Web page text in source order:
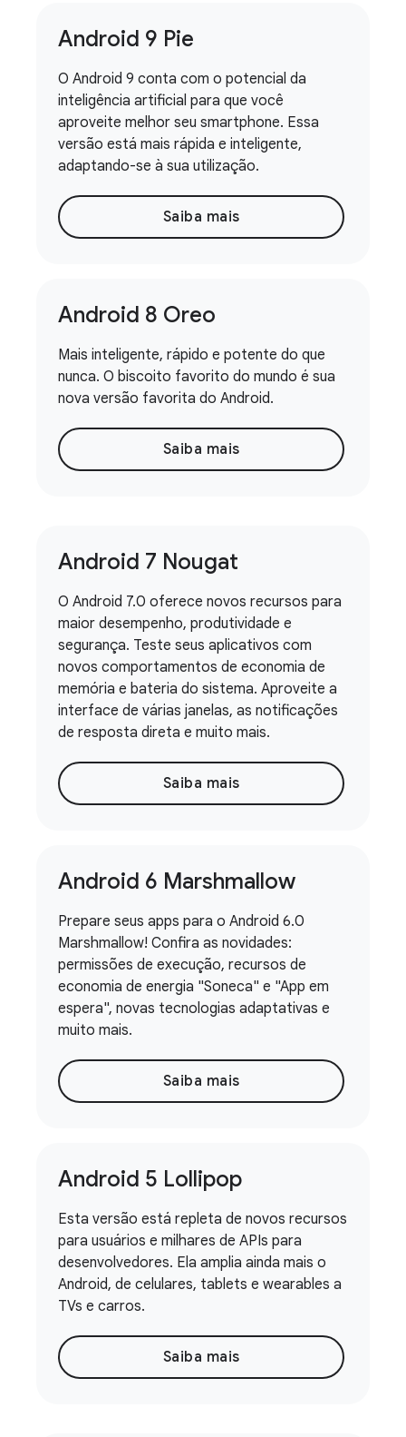
Android 9 Pie
O Android 9 conta com o potencial da
inteligência artificial para que você
aproveite melhor seu smartphone. Essa
versão está mais rápida e inteligente,
adaptando-se à sua utilização.
Saiba mais
Android 8 Oreo
Mais inteligente, rápido e potente do que
nunca. O biscoito favorito do mundo é sua
nova versão favorita do Android.
Saiba mais
Android 7 Nougat
O Android 7.0 oferece novos recursos para
maior desempenho, produtividade e
segurança. Teste seus aplicativos com
novos comportamentos de economia de
memória e bateria do sistema. Aproveite a
interface de várias janelas, as notificações
de resposta direta e muito mais.
Saiba mais
Android 6 Marshmallow
Prepare seus apps para o Android 6.0
Marshmallow! Confira as novidades:
permissões de execução, recursos de
economia de energia "Soneca" e "App em
espera", novas tecnologias adaptativas e
muito mais.
Saiba mais
Android 5 Lollipop
Esta versão está repleta de novos recursos
para usuários e milhares de APIs para
desenvolvedores. Ela amplia ainda mais o
Android, de celulares, tablets e wearables a
TVs e carros.
Saiba mais